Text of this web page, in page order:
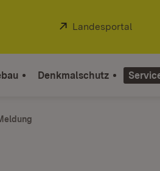
Extern:
Landesportal
Denkmalschutz